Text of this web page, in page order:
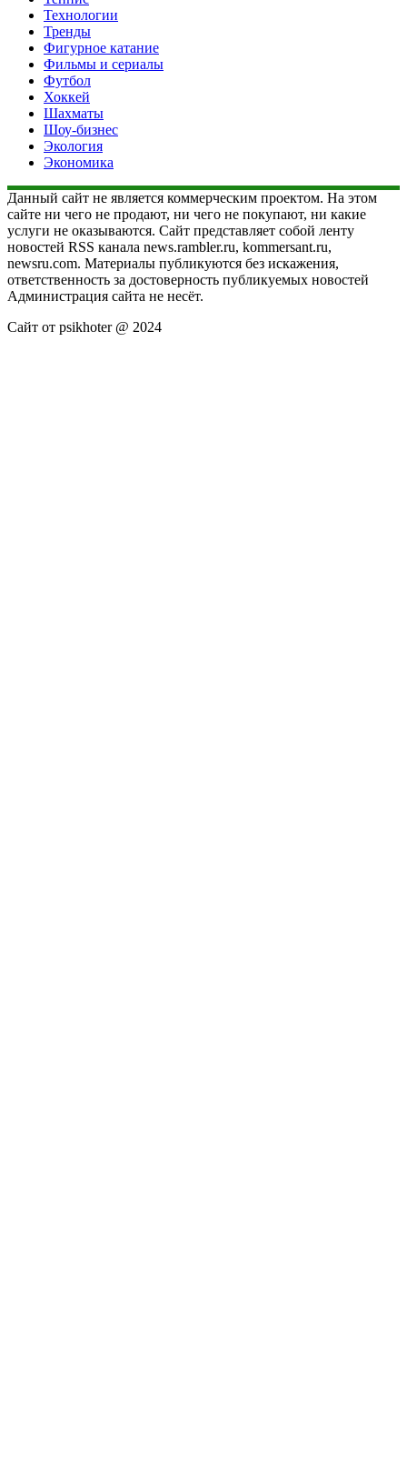
Технологии
Тренды
Фигурное катание
Фильмы и сериалы
Футбол
Хоккей
Шахматы
Шоу-бизнес
Экология
Экономика
Данный сайт не является коммерческим проектом. На этом
сайте ни чего не продают, ни чего не покупают, ни какие
услуги не оказываются. Сайт представляет собой ленту
новостей RSS канала news.rambler.ru, kommersant.ru,
newsru.com. Материалы публикуются без искажения,
ответственность за достоверность публикуемых новостей
Администрация сайта не несёт.
Сайт от psikhoter @ 2024